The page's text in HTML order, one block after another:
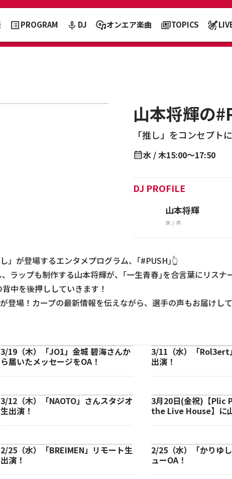
PROGRAM DJ オンエア楽曲 TOPICS
山本将輝の
「推し」をコンセプト
水 / 木15:00～17:50
DJ PROFILE
山本将輝
水 / 木
」が登場するエンタメプログラム、｢#PUSH｣👆
ラップも制作する山本将輝が、｢一生青春｣を合言葉にリスナ
中を後押ししていきます！
登場！カープの最新情報を伝えながら、選手の声もお届けし
3/19（木）「JO1」金城 碧海さんか
ら届いたメッセージをOA！
3/11（水）「Rol3ert
出演！
3/12（木）「NAOTO」さんスタジオ
生出演！
3月20日(金祝)【Plic
the Live House】に
2/25（水）「BREIMEN」リモート生
出演！
2/25（水）「かりゆ
ューOA！